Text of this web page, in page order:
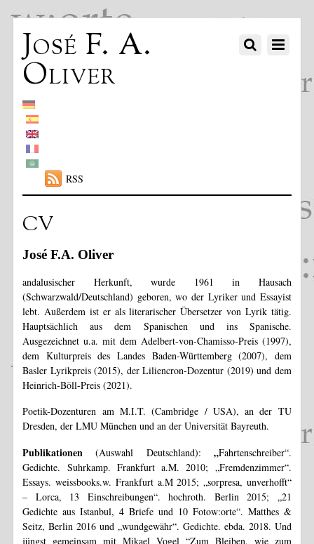
José F. A.
Oliver
RSS
CV
José F.A. Oliver
andalusischer Herkunft, wurde 1961 in Hausach
(Schwarzwald/Deutschland) geboren, wo der Lyriker und Essayist
lebt. Außerdem ist er als literarischer Übersetzer von Lyrik tätig.
Hauptsächlich aus dem Spanischen und ins Spanische.
Ausgezeichnet u.a. mit dem Adelbert-von-Chamisso-Preis (1997),
dem Kulturpreis des Landes Baden-Württemberg (2007), dem
Basler Lyrikpreis (2015), der Liliencron-Dozentur (2019) und dem
Heinrich-Böll-Preis (2021).
Poetik-Dozenturen am M.I.T. (Cambridge / USA), an der TU
Dresden, der LMU München und an der Universität Bayreuth.
Publikationen(Auswahl Deutschland): „Fahrtenschreiber“.
Gedichte. Suhrkamp. Frankfurt a.M. 2010; „Fremdenzimmer“.
Essays. weissbooks.w. Frankfurt a.M 2015; „sorpresa, unverhofft“
– Lorca, 13 Einschreibungen“. hochroth. Berlin 2015; „21
Gedichte aus Istanbul, 4 Briefe und 10 Fotow:orte“. Matthes &
Seitz, Berlin 2016 und „wundgewähr“. Gedichte. ebda. 2018. Und
jüngst gemeinsam mit Mikael Vogel “Zum Bleiben, wie zum